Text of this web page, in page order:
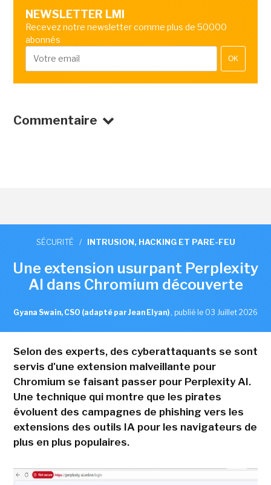
NEWSLETTER LMI
Recevez notre newsletter comme plus de 50000
abonnés
OK
Commentaire
SÉCURITÉ / INTRUSION, HACKING ET PARE-FEU
Une extension usurpant Perplexity
AI dans Chromium découverte
Gyana Swain, CSO (adapté par Jean Elyan) , publié le 03 Juillet 2026
Selon des experts, des cyberattaquants se sont
servis d'une extension malveillante pour
Chromium se faisant passer pour Perplexity AI.
Une technique qui montre que les pirates
évoluent des campagnes de phishing vers les
extensions des outils IA pour les navigateurs de
plus en plus populaires.